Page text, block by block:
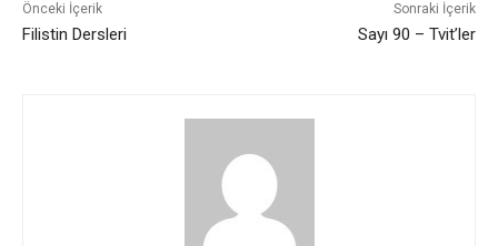
Önceki İçerik
Filistin Dersleri
Sonraki İçerik
Sayı 90 – Tvit’ler